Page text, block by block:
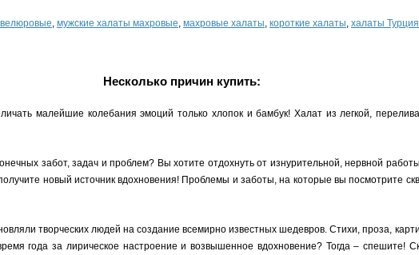
, мужские халаты махровые, махровые халаты, короткие халаты, халаты Турция
Несколько причин купить:
малейшие колебания эмоций только хлопок и бамбук! Халат из легкой,
забот, задач и проблем? Вы хотите отдохнуть от изнурительной, нервной
новый источник вдохновения! Проблемы и заботы, на которые вы посмотрите
творческих людей на создание всемирно известных шедевров. Стихи, проза,
года за лирическое настроение и возвышенное вдохновение? Тогда – спешите!